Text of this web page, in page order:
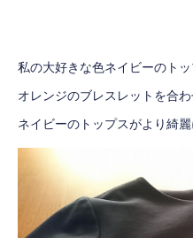
私の大好きな色ネイビーのト
オレンジのブレスレットを合わ
ネイビーのトップスがより綺